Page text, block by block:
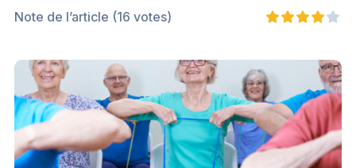
Note de l’article (16 votes)